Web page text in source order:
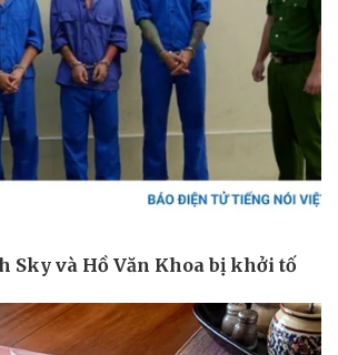
Ô tô - Xe máy